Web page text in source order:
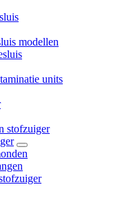
modellen
units
stofzuiger